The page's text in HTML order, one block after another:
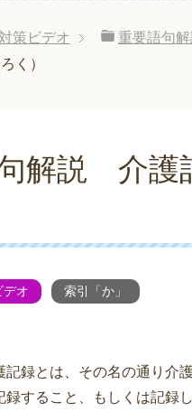
策ビデオ 重要語句
く）
解説 介護
デオ 索引「か」
記録とは、その名の通り介
録すること、もしくは記録